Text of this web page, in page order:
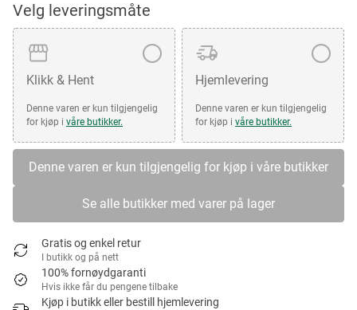
Velg leveringsmåte
Klikk & Hent
Denne varen er kun tilgjengelig
for kjøp i våre butikker.
Hjemlevering
Denne varen er kun tilgjengelig
for kjøp i våre butikker.
Denne varen er kun tilgjengelig for kjøp i våre butikker
Se alle butikker med varer på lager
Gratis og enkel retur
I butikk og på nett
100% fornøydgaranti
Hvis ikke får du pengene tilbake
Kjøp i butikk eller bestill hjemlevering